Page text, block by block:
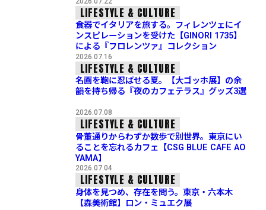
LIFESTYLE & CULTURE
食器でイタリアを旅する。フィレンツェにイ
ンスピレーションを受けた【GINORI 1735】
による『フロレンツァ』コレクション
2026.07.16
LIFESTYLE & CULTURE
名画を鞄に忍ばせる夏。【大ゴッホ展】の余
韻を持ち帰る『夜のカフェテラス』グッズ3選
2026.07.08
LIFESTYLE & CULTURE
骨董通りからわずか数歩で別世界。東京にい
ることを忘れるカフェ【CSG BLUE CAFE AO
YAMA】
2026.07.04
LIFESTYLE & CULTURE
身体を見つめ、存在を問う。東京・六本木
【森美術館】ロン・ミュエク展